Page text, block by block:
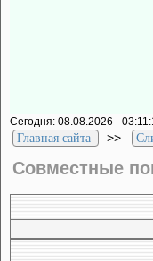
Сегодня: 08.08.2026 -
Главная сайта >>
Совместные